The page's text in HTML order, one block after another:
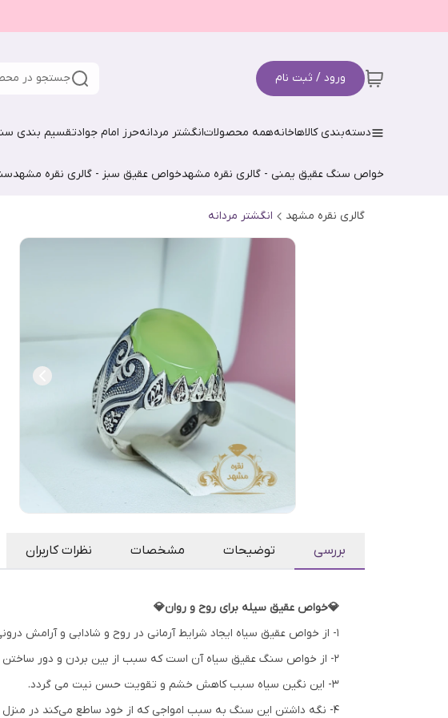
ورود / ثبت نام جستجو در
دسته‌بندی کالاهاخانههمه محصولاتانگشتر مردانهحرز امام جوادتقسیم بندی
خواص سنگ عقیق یمنی - گالری نقره مشهدخواص عقیق سبز - گالری نقره مشهد
گالری نقره مشهد انگشتر مردانه
بررسی توضیحات مشخصات نظرات کاربران
💎خواص عقیق سیله برای روح و روان💎
۱- از خواص عقیق سیاه ایجاد شرایط آرمانی در روح و شادابی و آرامش درونی و برطرف کننده‌ی غم و اندوه و ناراحتی های روحی می باشد.
۲- از خواص سنگ عقیق سیاه آن است که سبب از بین بردن و دور ساختن انرژی های منفی از محیط می شود.
۳- این نگین سیاه سبب کاهش خشم و تقویت حسن نیت می گردد.
۴- نگه داشتن این سنگ به سبب امواجی که از خود ساطع می‌کند در منزل فضای دلپذیر و آرامی را خواهد ساخت که از بهترین خواص سنگ عقیق سیاه میباشد.